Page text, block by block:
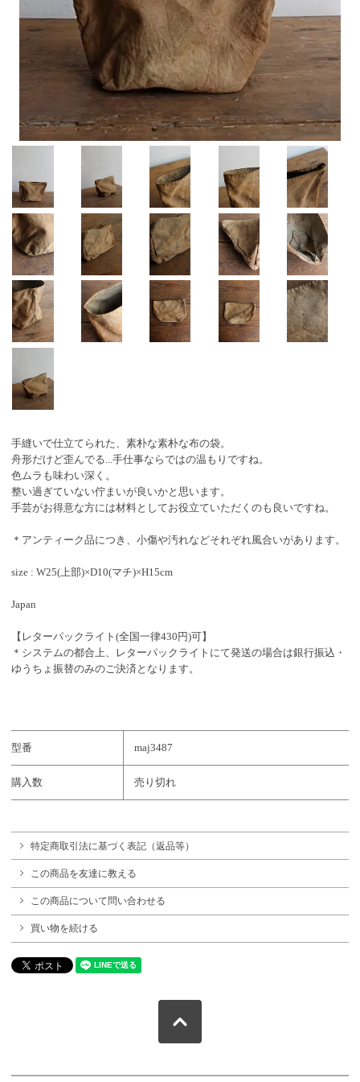
手縫いで仕立てられた、素朴な素朴な布の袋。
舟形だけど歪んでる...手仕事ならではの温もりですね。
色ムラも味わい深く。
整い過ぎていない佇まいが良いかと思います。
手芸がお得意な方には材料としてお役立ていただくのも良いですね。
＊アンティーク品につき、小傷や汚れなどそれぞれ風合いがあります。
size : W25(上部)×D10(マチ)×H15cm
Japan
【レターパックライト(全国一律430円)可】
＊システムの都合上、レターパックライトにて発送の場合は銀行振込・
ゆうちょ振替のみのご決済となります。
型番 maj3487
購入数 売り切れ
特定商取引法に基づく表記（返品等）
この商品を友達に教える
この商品について問い合わせる
買い物を続ける